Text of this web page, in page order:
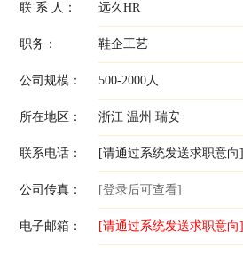
联 系 人：
远久HR
职务： 鞋企工艺
公司规模： 500-2000人
所在地区： 浙江 温州 瑞安
联系电话： [请通过系统发送求职意向]
公司传真： [登录后可查看]
电子邮箱： [请通过系统发送求职意向]